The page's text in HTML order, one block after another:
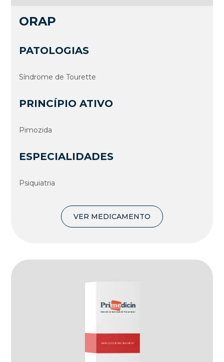
ORAP
PATOLOGIAS
Síndrome de Tourette
PRINCÍPIO ATIVO
Pimozida
ESPECIALIDADES
Psiquiatria
VER MEDICAMENTO